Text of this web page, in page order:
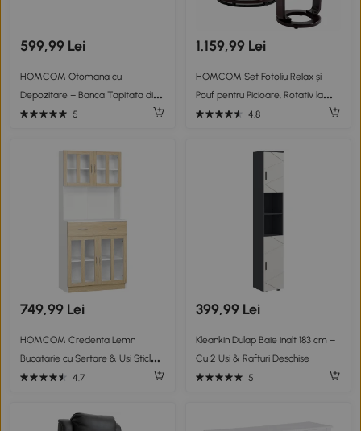
599,99 Lei
HOMCOM Otomana cu
Depozitare – Banca Tapitata din
Stofa & Otel5
1.159,99 Lei
HOMCOM Set Fotoliu Relax și
Pouf pentru Picioare, Rotativ la
360° si Reclinabil, Imitatie de piele
4.8
749,99 Lei
HOMCOM Credenta Lemn
Bucatarie cu Sertare & Usi Sticla,
80×40×180 cm
4.7
399,99 Lei
Kleankin Dulap Baie inalt 183 cm –
Cu 2 Usi & Rafturi Deschise
5